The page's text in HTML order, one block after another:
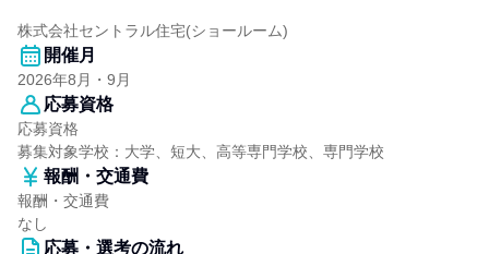
株式会社セントラル住宅(ショールーム)
開催月
2026年8月・9月
応募資格
応募資格
募集対象学校：大学、短大、高等専門学校、専門学校
報酬・交通費
報酬・交通費
なし
応募・選考の流れ